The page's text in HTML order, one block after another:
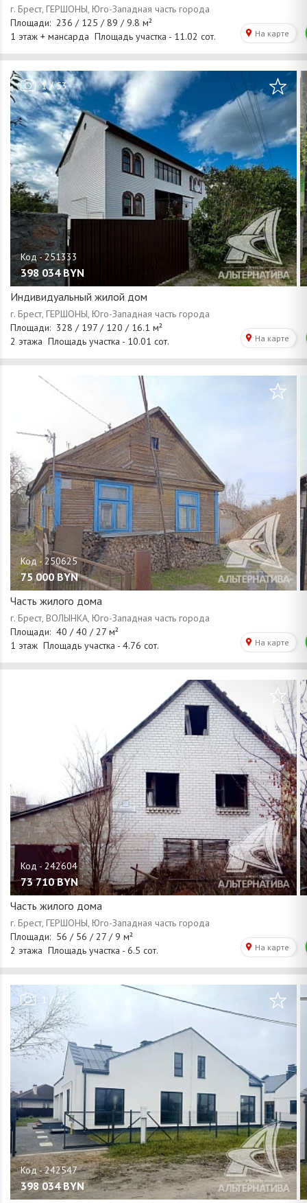
1/53
398 034 BYN
Индивидуальный жилой дом
/14
75 000 BYN
Часть жилого дома
73 710 BYN
Часть жилого дома
1 /15
398 034 BYN